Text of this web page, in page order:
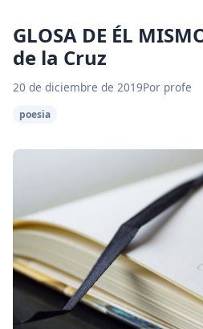
GLOSA DE ÉL
de la Cruz
20 de diciembre de 2019Por profe
poesia